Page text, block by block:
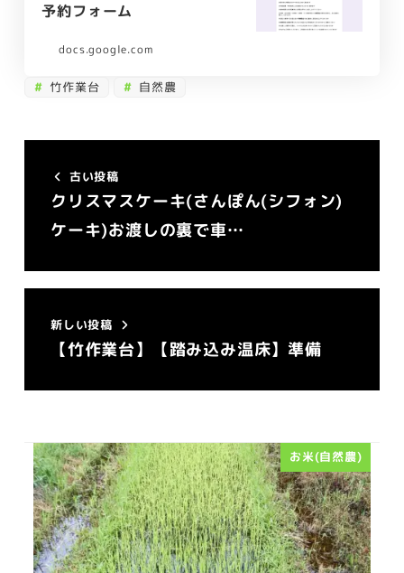
予約フォーム
docs.google.com
竹作業台 自然農
古い投稿
クリスマスケーキ(さんぽん(シフォン)
ケーキ)お渡しの裏で車…
新しい投稿
【竹作業台】【踏み込み温床】準備
お米(自然農)